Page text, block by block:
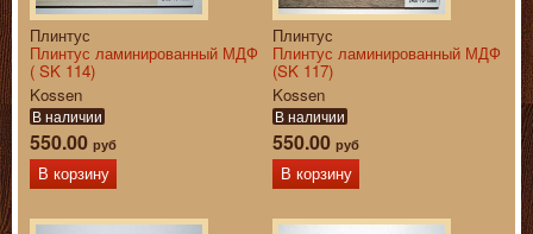
Плинтус
Плинтус ламинированный МДФ
( SK 114)
Kossen
В наличии
550.00 руб
В корзину
Плинтус
Плинтус ламинированный МДФ
(SK 117)
Kossen
В наличии
550.00 руб
В корзину